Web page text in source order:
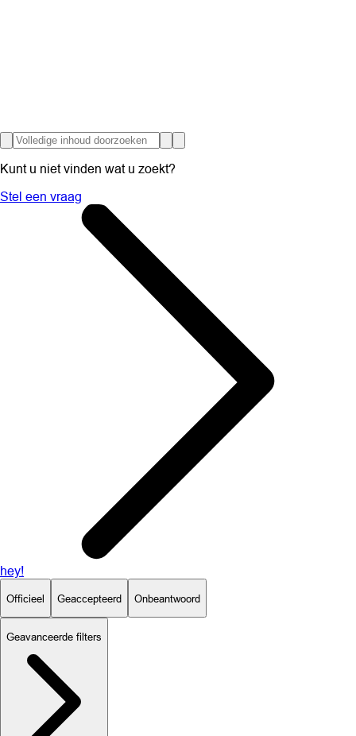
Kunt u niet vinden wat u zoekt?
Stel een vraag
hey!
Officieel Geaccepteerd Onbeantwoord
Geavanceerde filters